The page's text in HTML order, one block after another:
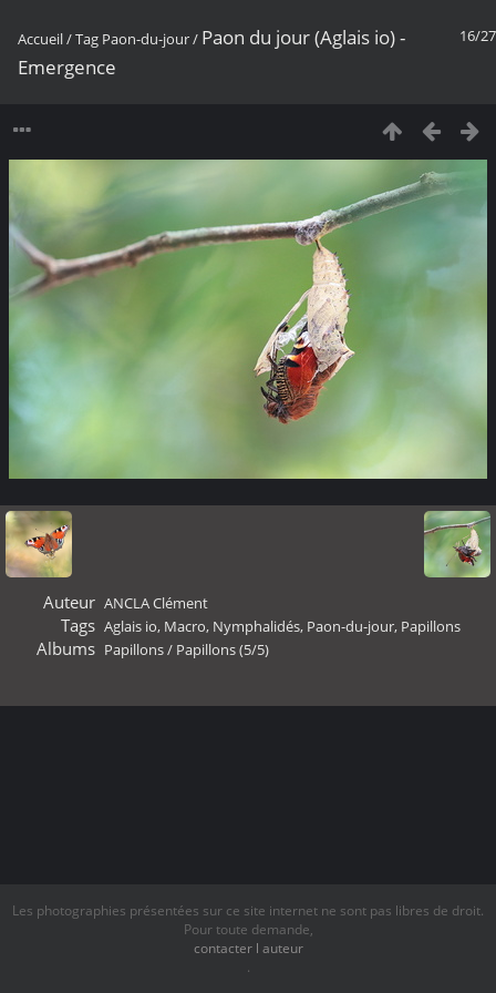
16/27
Accueil/Tag Paon-du-jour/ Paon du jour (Aglais io) -
Emergence
Auteur ANCLA Clément
Tags Aglais io, Macro, Nymphalidés, Paon-du-jour, Papillons
Albums Papillons/ Papillons (5/5)
Les photographies présentées sur ce site internet ne sont pas libres de droit.
Pour toute demande,
contacter l auteur
.